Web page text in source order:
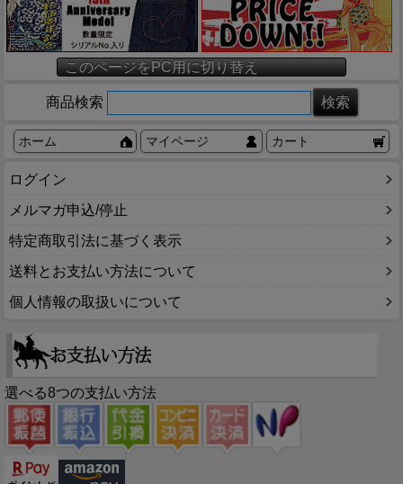
このページをPC用に切り替え
商品検索
ホーム マイページ カート
ログイン
メルマガ申込/停止
特定商取引法に基づく表示
送料とお支払い方法について
個人情報の取扱いについて
選べる8つの支払い方法